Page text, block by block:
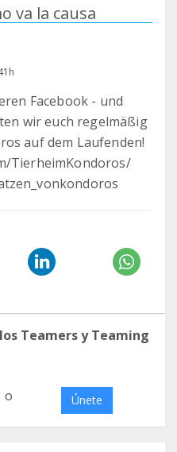
va la causa
Facebook - und
wir euch regelmäßig
auf dem Laufenden!
TierheimKondoros/
Teamers y Teaming
o Únete